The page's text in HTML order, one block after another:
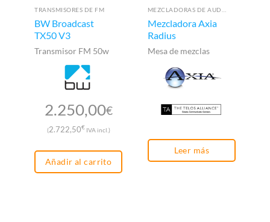
TRANSMISORES DE FM
BW Broadcast
TX50 V3
Transmisor FM 50w
2.250,00€
(2.722,50€IVA incl.)
Añadir al carrito
Mezcladora Axia
Radius
Mesa de mezclas
Leer más